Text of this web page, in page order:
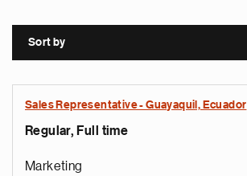
Sort by
Sales Representative - Guayaquil, Ecuador
Regular, Full time
Marketing